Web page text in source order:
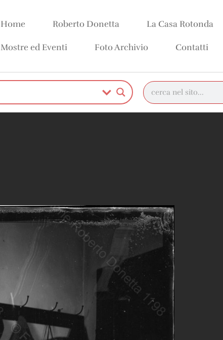
Home Roberto Donetta La Casa Rotonda
Mostre ed Eventi Foto Archivio Contatti